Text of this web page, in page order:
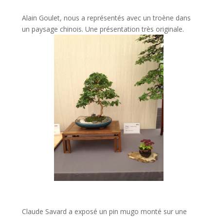
Alain Goulet, nous a représentés avec un troène dans
un paysage chinois. Une présentation très originale.
Claude Savard a exposé un pin mugo monté sur une